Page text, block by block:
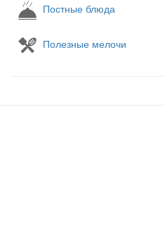
Постные блюда
Полезные мелочи